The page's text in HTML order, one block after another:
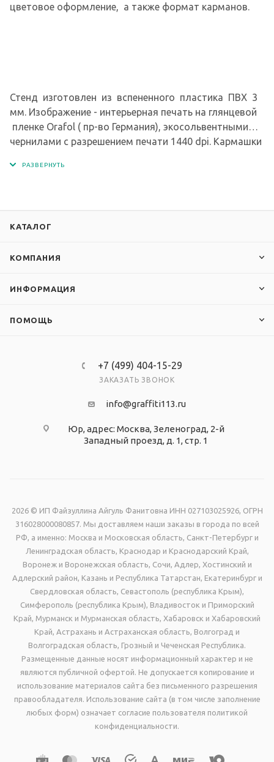
цветовое оформление, а также формат карманов.
Стенд изготовлен из вспененного пластика ПВХ 3
мм. Изображение - интерьерная печать на глянцевой
пленке Orafol ( пр-во Германия), экосольвентными
чернилами с разрешением печати 1440 dpi. Кармашки
прозрачного материала - ПЭТ.
КАТАЛОГ
КОМПАНИЯ
ИНФОРМАЦИЯ
ПОМОЩЬ
+7 (499) 404-15-29
ЗАКАЗАТЬ ЗВОНОК
info@graffiti113.ru
Юр, адрес: Москва, Зеленоград, 2-й
Западный проезд, д. 1, стр. 1
2026 © ИП Файзуллина Айгуль Фанитовна ИНН 027103025926, ОГРН
316028000080857. Мы доставляем наши заказы в города по всей
РФ, а именно: Москва и Московская область, Санкт-Петербург и
Ленинградская область, Краснодар и Краснодарский Край,
Воронеж и Воронежская область, Сочи, Адлер, Хостинский и
Адлерский район, Казань и Республика Татарстан, Екатеринбург и
Свердловская область, Севастополь (республика Крым),
Симферополь (республика Крым), Владивосток и Приморский
Край, Мурманск и Мурманская область, Хабаровск и Хабаровский
Край, Астрахань и Астраханская область, Волгоград и
Волгоградская область, Грозный и Чеченская Республика.
Размещенные данные носят информационный характер и не
являются публичной офертой. Не допускается копирование и
использование материалов сайта без письменного разрешения
правообладателя. Использование сайта (в том числе заполнение
любых форм) означает согласие пользователя политикой
конфиденциальности.